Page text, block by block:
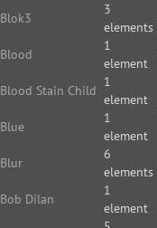
Blok3
3
elements
Blood
1
element
Blood Stain Child
1
element
Blue
1
element
Blur
6
elements
Bob Dilan
1
element